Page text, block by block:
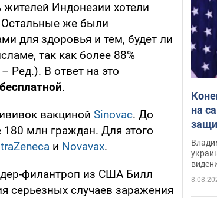
жителей Индонезии хотели
Остальные же были
для здоровья и тем, будет ли
так как более 88%
Ред.). В ответ на это
бесплатной.
вакциной Sinovac. До
млн граждан. Для этого
и Novavax.
филантроп из США Билл
серьезных случаев заражения
на